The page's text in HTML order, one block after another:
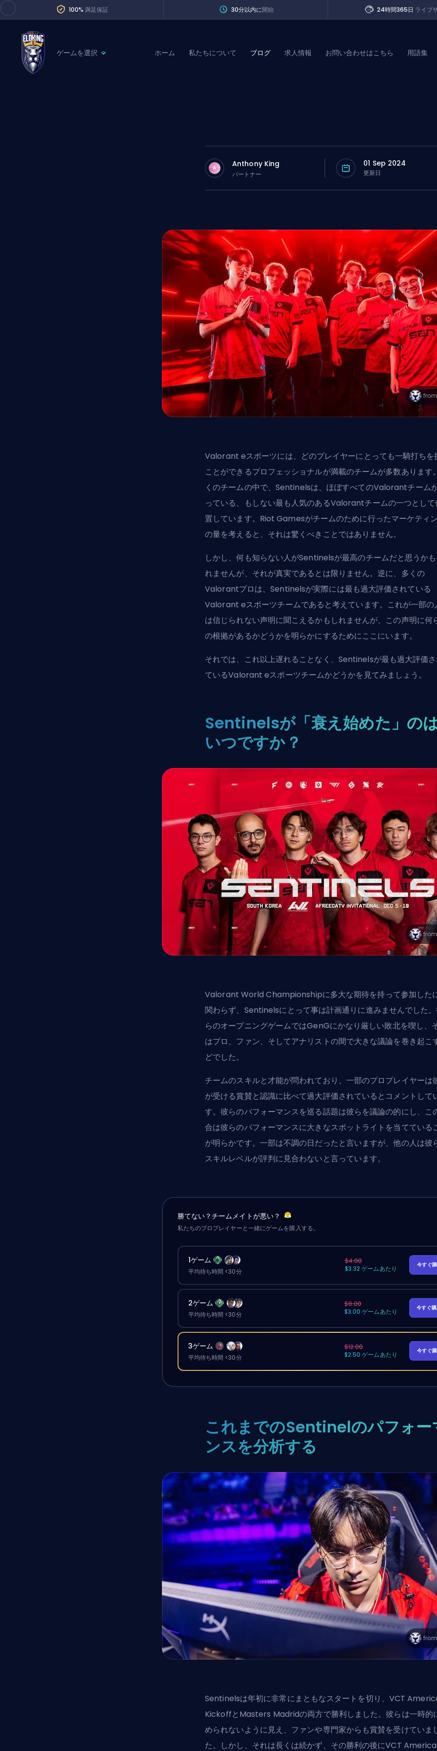
100% 満足保証 30分以内に開始 24時間365日 ライブ
ゲームを選択 ホーム 私たちについて ブログ 求人情報 お問い合わせはこちら 用語集
A Anthony King
パートナー
01 Sep 2024
更新日
Valorant eスポーツには、どのプレイヤーにとっても一騎打ちを
ことができるプロフェッショナルが満載のチームが多数あります
くのチームの中で、Sentinelsは、ほぼすべてのValorantチーム
っている、もしない最も人気のあるValorantチームの一つとし
置しています。 Riot Gamesがチームのために行ったマーケティ
の量を考えると、それは驚くべきことではありません。
しかし、何も知らない人がSentinelsが最高のチームだと思うか
れませんが、それが真実であるとは限りません。逆に、多くの
Valorantプロは、Sentinelsが実際には最も過大評価されている
Valorant eスポーツチームであると考えています。これが一部の
は信じられない声明に聞こえるかもしれませんが、この声明に何
の根拠があるかどうかを明らかにするためにここにいます。
それでは、これ以上遅れることなく、Sentinelsが最も過大評価
ているValorant eスポーツチームかどうかを見てみましょう。
Sentinelsが「衰え始めた」の
いつですか？
Valorant World Championshipに多大な期待を持って参加した
関わらず、Sentinelsにとって事は計画通りに進みませんでした
らのオープニングゲームではGenGにかなり厳しい敗北を喫し、
はプロ、ファン、そしてアナリストの間で大きな議論を巻き起こ
どでした。
チームのスキルと才能が問われており、一部のプロプレイヤーは
が受ける賞賛と認識に比べて過大評価されているとコメントして
す。彼らのパフォーマンスを巡る話題は彼らを議論の的にし、こ
合は彼らのパフォーマンスに大きなスポットライトを当てている
が明らかです。一部は不調の日だったと言いますが、他の人は彼
スキルレベルが評判に見合わないと言っています。
勝てない？チームメイトが悪い？
私たちのプロプレイヤーと一緒にゲームを購入する。
1ゲーム
平均待ち時間 <30分
$4.00
$3.32 ゲームあたり
今すぐ
2ゲーム
平均待ち時間 <30分
$8.00
$3.00 ゲームあたり
今すぐ
3ゲーム
平均待ち時間 <30分
$12.00
$2.50 ゲームあたり
今すぐ
これまでのSentinelのパフォー
ンスを分析する
Sentinelsは年初に非常にまともなスタートを切り、VCT
KickoffとMasters Madridの両方で勝利しました。彼らは一時的
められないように見え、ファンや専門家からも賞賛を受けていま
た。しかし、それは長くは続かず、その勝利の後にVCT